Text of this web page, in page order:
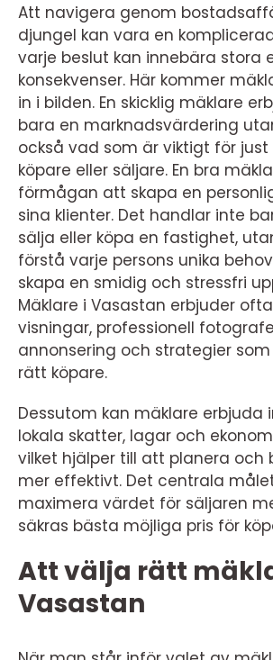
Att navigera genom
djungel kan vara en
varje beslut kan innebära stora
konsekvenser. Här kommer
in i bilden. En skicklig mäklare
bara en marknadsvärdering
också vad som är viktigt för
köpare eller säljare. En bra
förmågan att skapa en
sina klienter. Det handlar inte
sälja eller köpa en fastighet,
förstå varje persons unika
skapa en smidig och stressfri
Mäklare i Vasastan erbjuder
visningar, professionell
annonsering och strategier
rätt köpare.
Dessutom kan mäklare erbjuda
lokala skatter, lagar och
vilket hjälper till att planera och
mer effektivt. Det centrala
maximera värdet för säljaren
säkras bästa möjliga pris för
Att välja rätt
Vasastan